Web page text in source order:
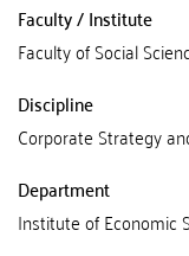
Faculty / Institute
Faculty of Social
Discipline
Corporate Strategy
Department
Institute of Economic